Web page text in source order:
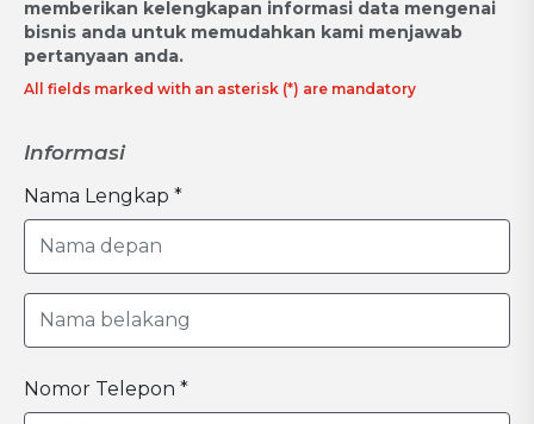
memberikan kelengkapan informasi data mengenai
bisnis anda untuk memudahkan kami menjawab
pertanyaan anda.
All fields marked with an asterisk (*) are mandatory
Informasi
Nama Lengkap *
Nomor Telepon *